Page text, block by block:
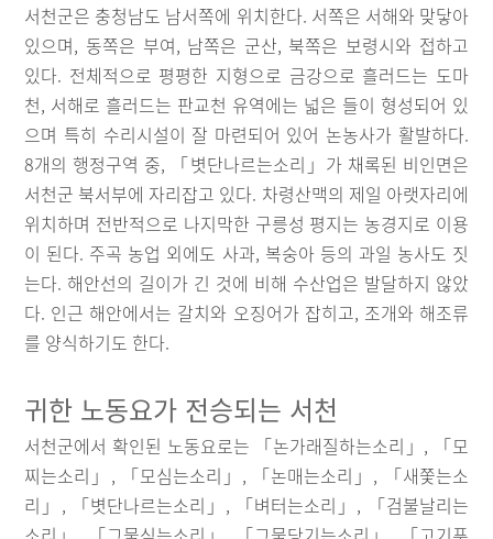
서천군은 충청남도 남서쪽에 위치한다. 서쪽은 서해와 맞닿아
있으며, 동쪽은 부여, 남쪽은 군산, 북쪽은 보령시와 접하고
있다. 전체적으로 평평한 지형으로 금강으로 흘러드는 도마
천, 서해로 흘러드는 판교천 유역에는 넓은 들이 형성되어 있
으며 특히 수리시설이 잘 마련되어 있어 논농사가 활발하다.
8개의 행정구역 중, 「볏단나르는소리」가 채록된 비인면은
서천군 북서부에 자리잡고 있다. 차령산맥의 제일 아랫자리에
위치하며 전반적으로 나지막한 구릉성 평지는 농경지로 이용
이 된다. 주곡 농업 외에도 사과, 복숭아 등의 과일 농사도 짓
는다. 해안선의 길이가 긴 것에 비해 수산업은 발달하지 않았
다. 인근 해안에서는 갈치와 오징어가 잡히고, 조개와 해조류
를 양식하기도 한다.
귀한 노동요가 전승되는 서천
서천군에서 확인된 노동요로는 「논가래질하는소리」, 「모
찌는소리」, 「모심는소리」, 「논매는소리」, 「새쫓는소
리」, 「볏단나르는소리」, 「벼터는소리」, 「검불날리는